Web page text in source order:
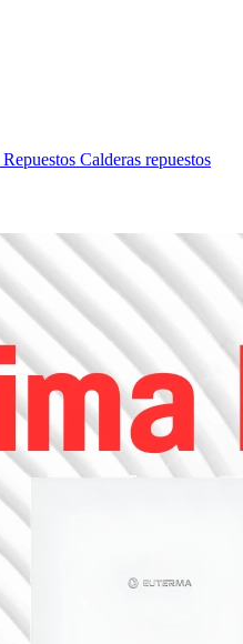
Repuestos Calderas repuestos